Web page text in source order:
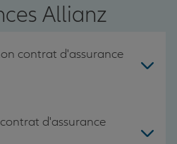
Allianz
contrat d'assurance
d'assurance